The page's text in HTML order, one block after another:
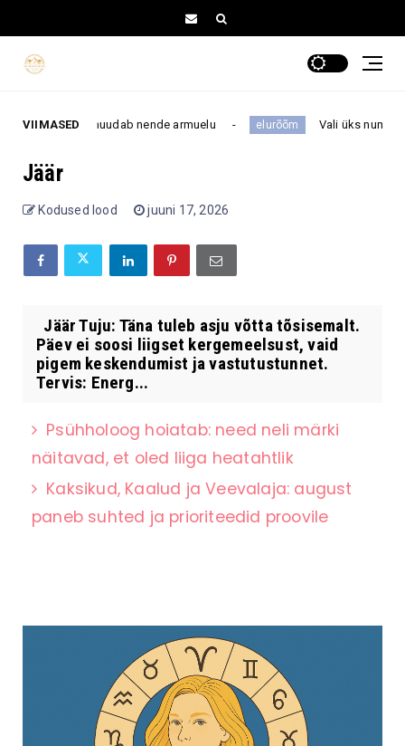
VIIMASED
kes muudab nende armuelu elurõõm Vali üks number
Jäär
Kodused lood juuni 17, 2026
Jäär Tuju: Täna tuleb asju võtta tõsisemalt.
Päev ei soosi liigset kergemeelsust, vaid
pigem keskendumist ja vastutustunnet.
Tervis: Energ...
Psühholoog hoiatab: need neli märki
näitavad, et oled liiga heatahtlik
Kaksikud, Kaalud ja Veevalaja: august
paneb suhted ja prioriteedid proovile